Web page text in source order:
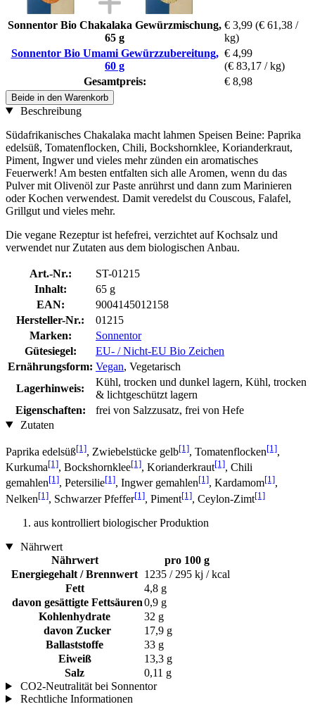
Sonnentor Bio Chakalaka Gewürzmischung,
65 g
€ 3,99 (€ 61,38 /
kg)
Sonnentor Bio Umami Gewürzzubereitung,
60 g
€ 4,99
(€ 83,17 / kg)
Gesamtpreis:
€ 8,98
Beide in den Warenkorb
Beschreibung
Südafrikanisches Chakalaka macht lahmen Speisen Beine: Paprika
edelsüß, Tomatenflocken, Chili, Bockshornklee, Korianderkraut,
Piment, Ingwer und vieles mehr zünden ein aromatisches
Feuerwerk! Am besten entfalten sich alle Aromen, wenn du das
Pulver mit Olivenöl zur Paste anrührst und dann zum Marinieren
oder Kochen verwendest. Damit veredelst du Couscous, Falafel,
Grillgut und vieles mehr.
Die vegane Rezeptur ist hefefrei, verzichtet auf Kochsalz und
verwendet nur Zutaten aus dem biologischen Anbau.
Art.-Nr.:
ST-01215
Inhalt:
65 g
EAN:
9004145012158
Hersteller-Nr.:
01215
Marken:
Sonnentor
Gütesiegel:
EU- / Nicht-EU Bio Zeichen
Ernährungsform: Vegan, Vegetarisch
Lagerhinweis:
Kühl, trocken und dunkel lagern, Kühl, trocken
& lichtgeschützt lagern
Eigenschaften:
frei von Salzzusatz, frei von Hefe
Zutaten
Paprika edelsüß[1], Zwiebelstücke gelb[1], Tomatenflocken[1],
Kurkuma[1], Bockshornklee[1], Korianderkraut[1], Chili
gemahlen[1], Petersilie[1], Ingwer gemahlen[1], Kardamom[1],
Nelken[1], Schwarzer Pfeffer[1], Piment[1], Ceylon-Zimt[1]
aus kontrolliert biologischer Produktion
Nährwert
Nährwert
pro 100 g
Energiegehalt / Brennwert 1235 / 295 kj / kcal
Fett
4,8 g
davon gesättigte Fettsäuren0,9 g
Kohlenhydrate
32 g
davon Zucker
17,9 g
Ballaststoffe
33 g
Eiweiß
13,3 g
Salz
0,11 g
CO2-Neutralität bei Sonnentor
Rechtliche Informationen